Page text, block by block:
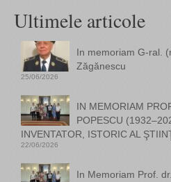
Ultimele articole
In memoriam G-ral.
Zăgănescu
25/06/2026
IN MEMORIAM
POPESCU
INVENTATOR, ISTORIC AL
22/06/2026
In Memoriam Prof.